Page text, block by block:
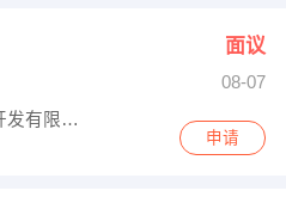
面议
08-07
哈密地区泽宇房地产开发有限责任公司
申请